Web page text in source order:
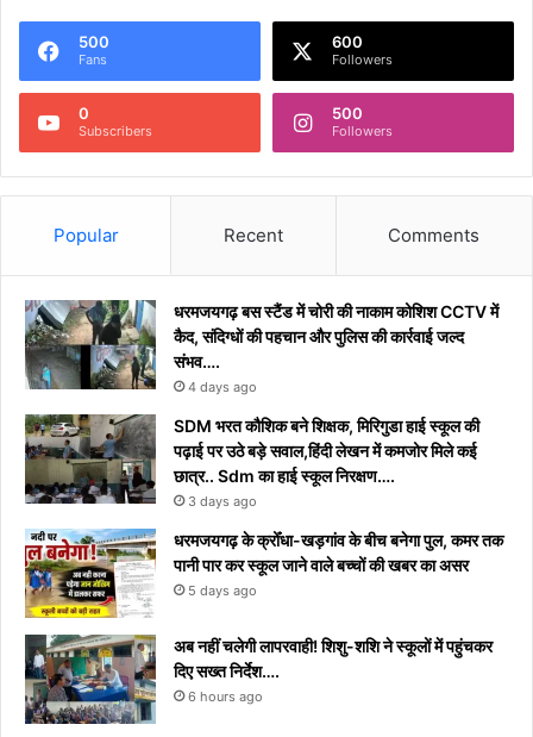
500
Fans
600
Followers
0
Subscribers
500
Followers
Popular Recent Comments
धरमजयगढ़ बस स्टैंड में चोरी की नाकाम कोशिश CCTV में
कैद, संदिग्धों की पहचान और पुलिस की कार्रवाई जल्द
संभव….
4 days ago
​SDM भरत कौशिक बने शिक्षक, मिरिगुडा हाई स्कूल की
पढ़ाई पर उठे बड़े सवाल,हिंदी लेखन में कमजोर मिले कई
छात्र.. Sdm का हाई स्कूल निरक्षण….
3 days ago
धरमजयगढ़ के क्रोँधा-खड़गांव ​के बीच बनेगा पुल, कमर तक
पानी पार कर स्कूल जाने वाले बच्चों की खबर का असर​
5 days ago
अब नहीं चलेगी लापरवाही! शिशु-शशि ने स्कूलों में पहुंचकर
दिए सख्त निर्देश….
6 hours ago